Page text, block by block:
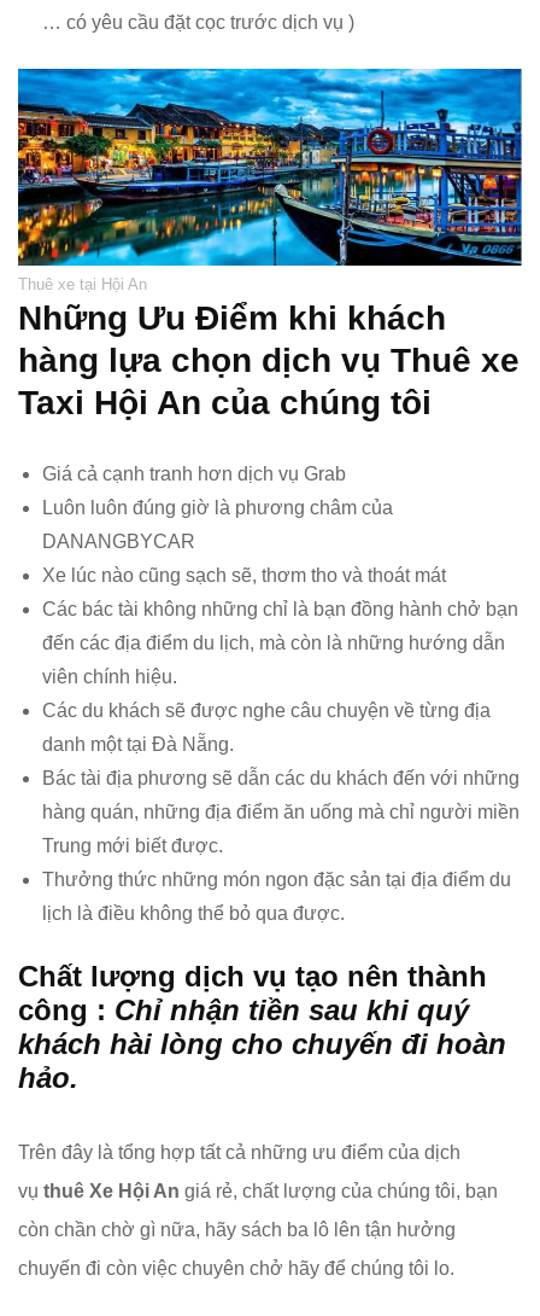
… có yêu cầu đặt cọc trước dịch vụ )
Thuê xe tại Hội An
Những Ưu Điểm khi khách
hàng lựa chọn dịch vụ Thuê xe
Taxi Hội An của chúng tôi
Giá cả cạnh tranh hơn dịch vụ Grab
Luôn luôn đúng giờ là phương châm của
DANANGBYCAR
Xe lúc nào cũng sạch sẽ, thơm tho và thoát mát
Các bác tài không những chỉ là bạn đồng hành chở bạn
đến các địa điểm du lịch, mà còn là những hướng dẫn
viên chính hiệu.
Các du khách sẽ được nghe câu chuyện về từng địa
danh một tại Đà Nẵng.
Bác tài địa phương sẽ dẫn các du khách đến với những
hàng quán, những địa điểm ăn uống mà chỉ người miền
Trung mới biết được.
Thưởng thức những món ngon đặc sản tại địa điểm du
lịch là điều không thể bỏ qua được.
Chất lượng dịch vụ tạo nên thành
công : Chỉ nhận tiền sau khi quý
khách hài lòng cho chuyến đi hoàn
hảo.
Trên đây là tổng hợp tất cả những ưu điểm của dịch
vụ thuê Xe Hội An giá rẻ, chất lượng của chúng tôi, bạn
còn chần chờ gì nữa, hãy sách ba lô lên tận hưởng
chuyến đi còn việc chuyên chở hãy để chúng tôi lo.